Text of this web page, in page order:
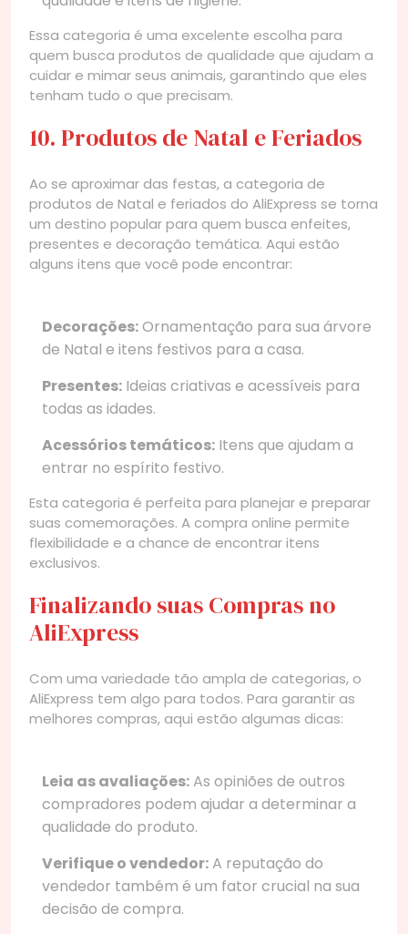
Essa categoria é uma excelente escolha para
quem busca produtos de qualidade que ajudam a
cuidar e mimar seus animais, garantindo que eles
tenham tudo o que precisam.
10. Produtos de Natal e Feriados
Ao se aproximar das festas, a categoria de
produtos de Natal e feriados do AliExpress se torna
um destino popular para quem busca enfeites,
presentes e decoração temática. Aqui estão
alguns itens que você pode encontrar:
Decorações:Ornamentação para sua árvore
de Natal e itens festivos para a casa.
Presentes: Ideias criativas e acessíveis para
todas as idades.
Acessórios temáticos: Itens que ajudam a
entrar no espírito festivo.
Esta categoria é perfeita para planejar e preparar
suas comemorações. A compra online permite
flexibilidade e a chance de encontrar itens
exclusivos.
Finalizando suas Compras no
AliExpress
Com uma variedade tão ampla de categorias, o
AliExpress tem algo para todos. Para garantir as
melhores compras, aqui estão algumas dicas:
Leia as avaliações:As opiniões de outros
compradores podem ajudar a determinar a
qualidade do produto.
Verifique o vendedor:A reputação do
vendedor também é um fator crucial na sua
decisão de compra.